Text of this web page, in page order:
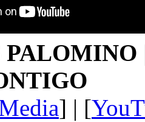
PALOMINO
] | [